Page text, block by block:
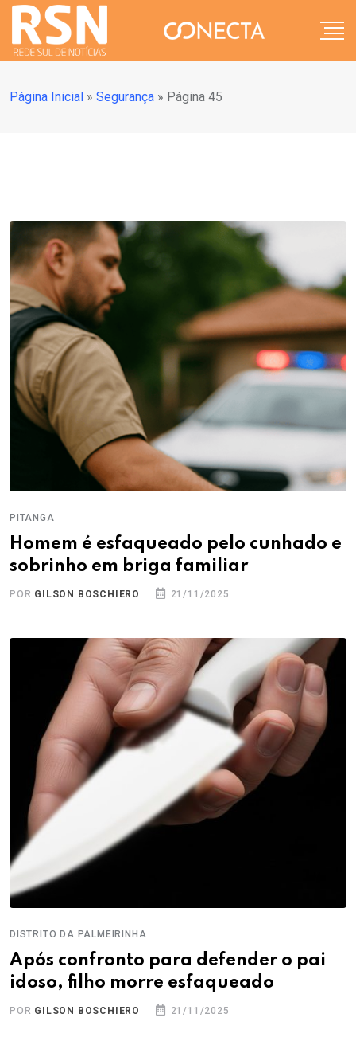
Página Inicial » Segurança » Página 45
PITANGA
Homem é esfaqueado pelo cunhado e
sobrinho em briga familiar
POR GILSON BOSCHIERO 21/11/2025
DISTRITO DA PALMEIRINHA
Após confronto para defender o pai
idoso, filho morre esfaqueado
POR GILSON BOSCHIERO 21/11/2025